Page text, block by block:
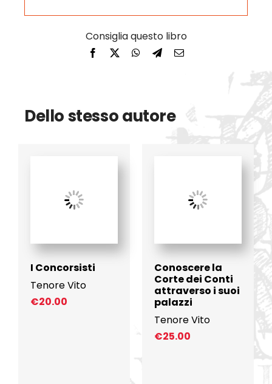
Dello stesso autore
I Concorsisti
Tenore Vito
€20.00
Conoscere la
Corte dei Conti
attraverso i suoi
palazzi
Tenore Vito
€25.00